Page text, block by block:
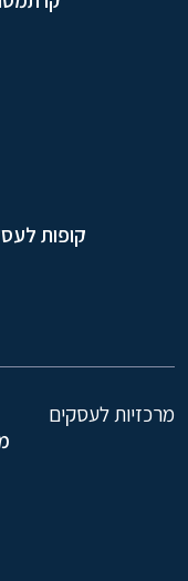
קופות
מרכזיות לעסקים